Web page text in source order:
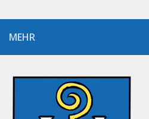
MEHR